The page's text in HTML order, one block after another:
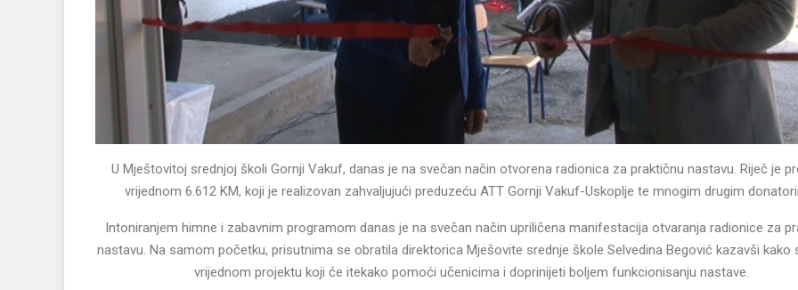
U Mještovitoj srednjoj školi Gornji Vakuf, danas je na svečan način otvorena radionica za praktičnu nastavu. Riječ je
vrijednom 6.612 KM, koji je realizovan zahvaljujući preduzeću ATT Gornji Vakuf-Uskoplje te mnogim drugim
Intoniranjem himne i zabavnim programom danas je na svečan način upriličena manifestacija otvaranja radionice za
nastavu. Na samom početku, prisutnima se obratila direktorica Mješovite srednje škole Selvedina Begović kazavši kako
vrijednom projektu koji će itekako pomoći učenicima i doprinijeti boljem funkcionisanju nastave.